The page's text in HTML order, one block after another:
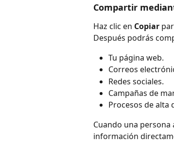
Compartir
Haz clic en Copiar
Después podrás
Tu página web.
Correos
Redes sociales.
Campañas de
Procesos de alta
Cuando una
información